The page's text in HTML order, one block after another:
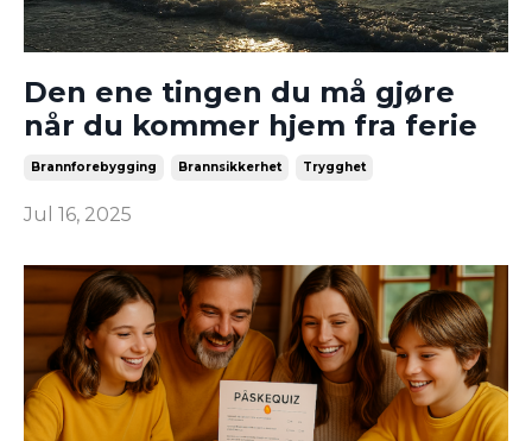
Den ene tingen du må gjøre
når du kommer hjem fra ferie
Brannforebygging Brannsikkerhet Trygghet
Jul 16, 2025